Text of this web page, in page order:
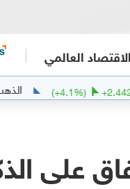
الاقتصاد العالمي
(+ الذهب
الإنفاق